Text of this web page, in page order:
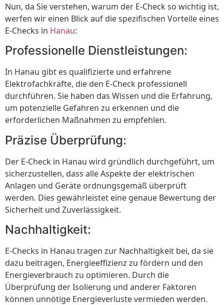
Nun, da Sie verstehen, warum der E-Check so wichtig ist,
werfen wir einen Blick auf die spezifischen Vorteile eines
E-Checks in Hanau:
Professionelle Dienstleistungen:
In Hanau gibt es qualifizierte und erfahrene
Elektrofachkräfte, die den E-Check professionell
durchführen. Sie haben das Wissen und die Erfahrung,
um potenzielle Gefahren zu erkennen und die
erforderlichen Maßnahmen zu empfehlen.
Präzise Überprüfung:
Der E-Check in Hanau wird gründlich durchgeführt, um
sicherzustellen, dass alle Aspekte der elektrischen
Anlagen und Geräte ordnungsgemäß überprüft
werden. Dies gewährleistet eine genaue Bewertung der
Sicherheit und Zuverlässigkeit.
Nachhaltigkeit:
E-Checks in Hanau tragen zur Nachhaltigkeit bei, da sie
dazu beitragen, Energieeffizienz zu fördern und den
Energieverbrauch zu optimieren. Durch die
Überprüfung der Isolierung und anderer Faktoren
können unnötige Energieverluste vermieden werden.